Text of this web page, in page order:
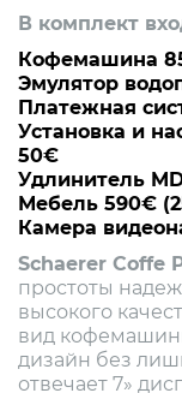
В комплект
Кофемашина
Эмулятор
Платежная
Установка и
50€
Удлинитель
Мебель 590€
Камера
Schaerer Coffe
простоты
высокого
вид
дизайн без
отвечает 7»